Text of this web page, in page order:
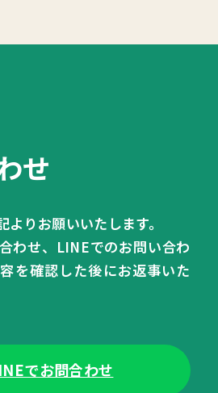
せ
りお願いいたします。
わせ、LINEでのお問い合わ
を確認した後にお返事いた
でお問合わせ